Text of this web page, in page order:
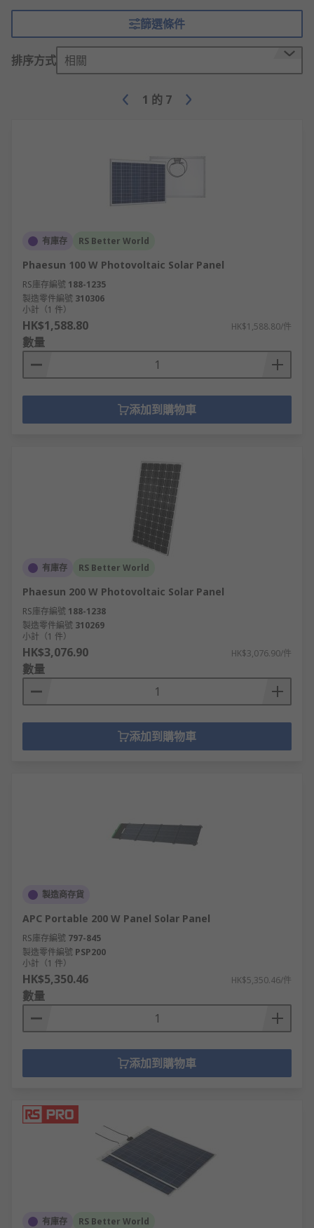
持續的解決方案，以提高能源效率並減少碳足跡。
如何使用再生能源？
可再生能源可用作商業和家庭環境中的清潔和節能能
源解決方案。太陽能電池板和太陽能逆變器的使用是
清潔高效的方式來捕獲和利用各種環境中的可再生能
再生能源設備的品牌推薦
RS 歐時為您提供了不同品牌的可再生能源設備，如
Seeit、Phaesun 、RS PRO等多款不同規格、型號的
產品供您挑選，從而滿足不同的應用場景需求。
即日訂購，最快次日發貨，網上落單滿額即享免運
費！
篩選條件
排序方式 相關
1 的 7
有庫存 RS Better World
Phaesun 100 W Photovoltaic Solar Panel
RS庫存編號 188-1235
製造零件編號 310306
小計（1 件）
HK$1,588.80 HK$1,588.80/件
數量
添加到購物車
有庫存 RS Better World
Phaesun 200 W Photovoltaic Solar Panel
RS庫存編號 188-1238
製造零件編號 310269
小計（1 件）
HK$3,076.90 HK$3,076.90/件
數量
添加到購物車
製造商存貨
APC Portable 200 W Panel Solar Panel
RS庫存編號 797-845
製造零件編號 PSP200
小計（1 件）
HK$5,350.46 HK$5,350.46/件
數量
添加到購物車
有庫存 RS Better World